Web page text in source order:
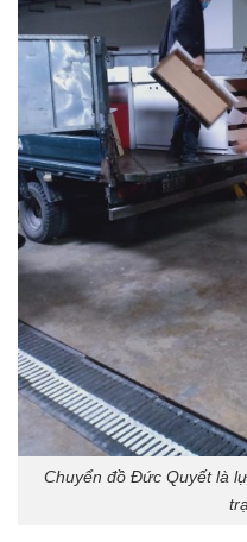
Chuyển đồ Đức Quyết là